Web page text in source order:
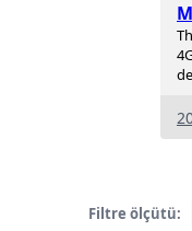
Filtre ölçütü: